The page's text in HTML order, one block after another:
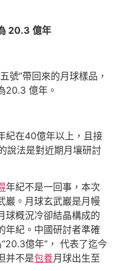
20.3 億年
號”帶回來的月球樣品，
20.3 億年。
紀在40億年以上，且接
說法是對近期月壤研討
年紀不是一回事，本次
巖。月球玄武巖是月幔
球概況冷卻結晶構成的
年紀。中國研討者準確
億年”， 代表了迄今
并不是包養月球出生至